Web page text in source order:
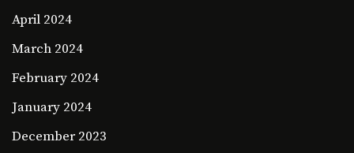
April 2024
March 2024
February 2024
January 2024
December 2023